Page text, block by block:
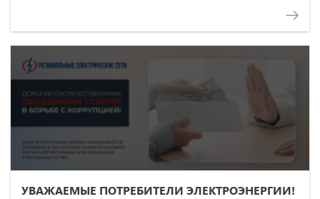
УВАЖАЕМЫЕ ПОТРЕБИТЕЛИ ЭЛЕКТРОЭНЕРГИИ!